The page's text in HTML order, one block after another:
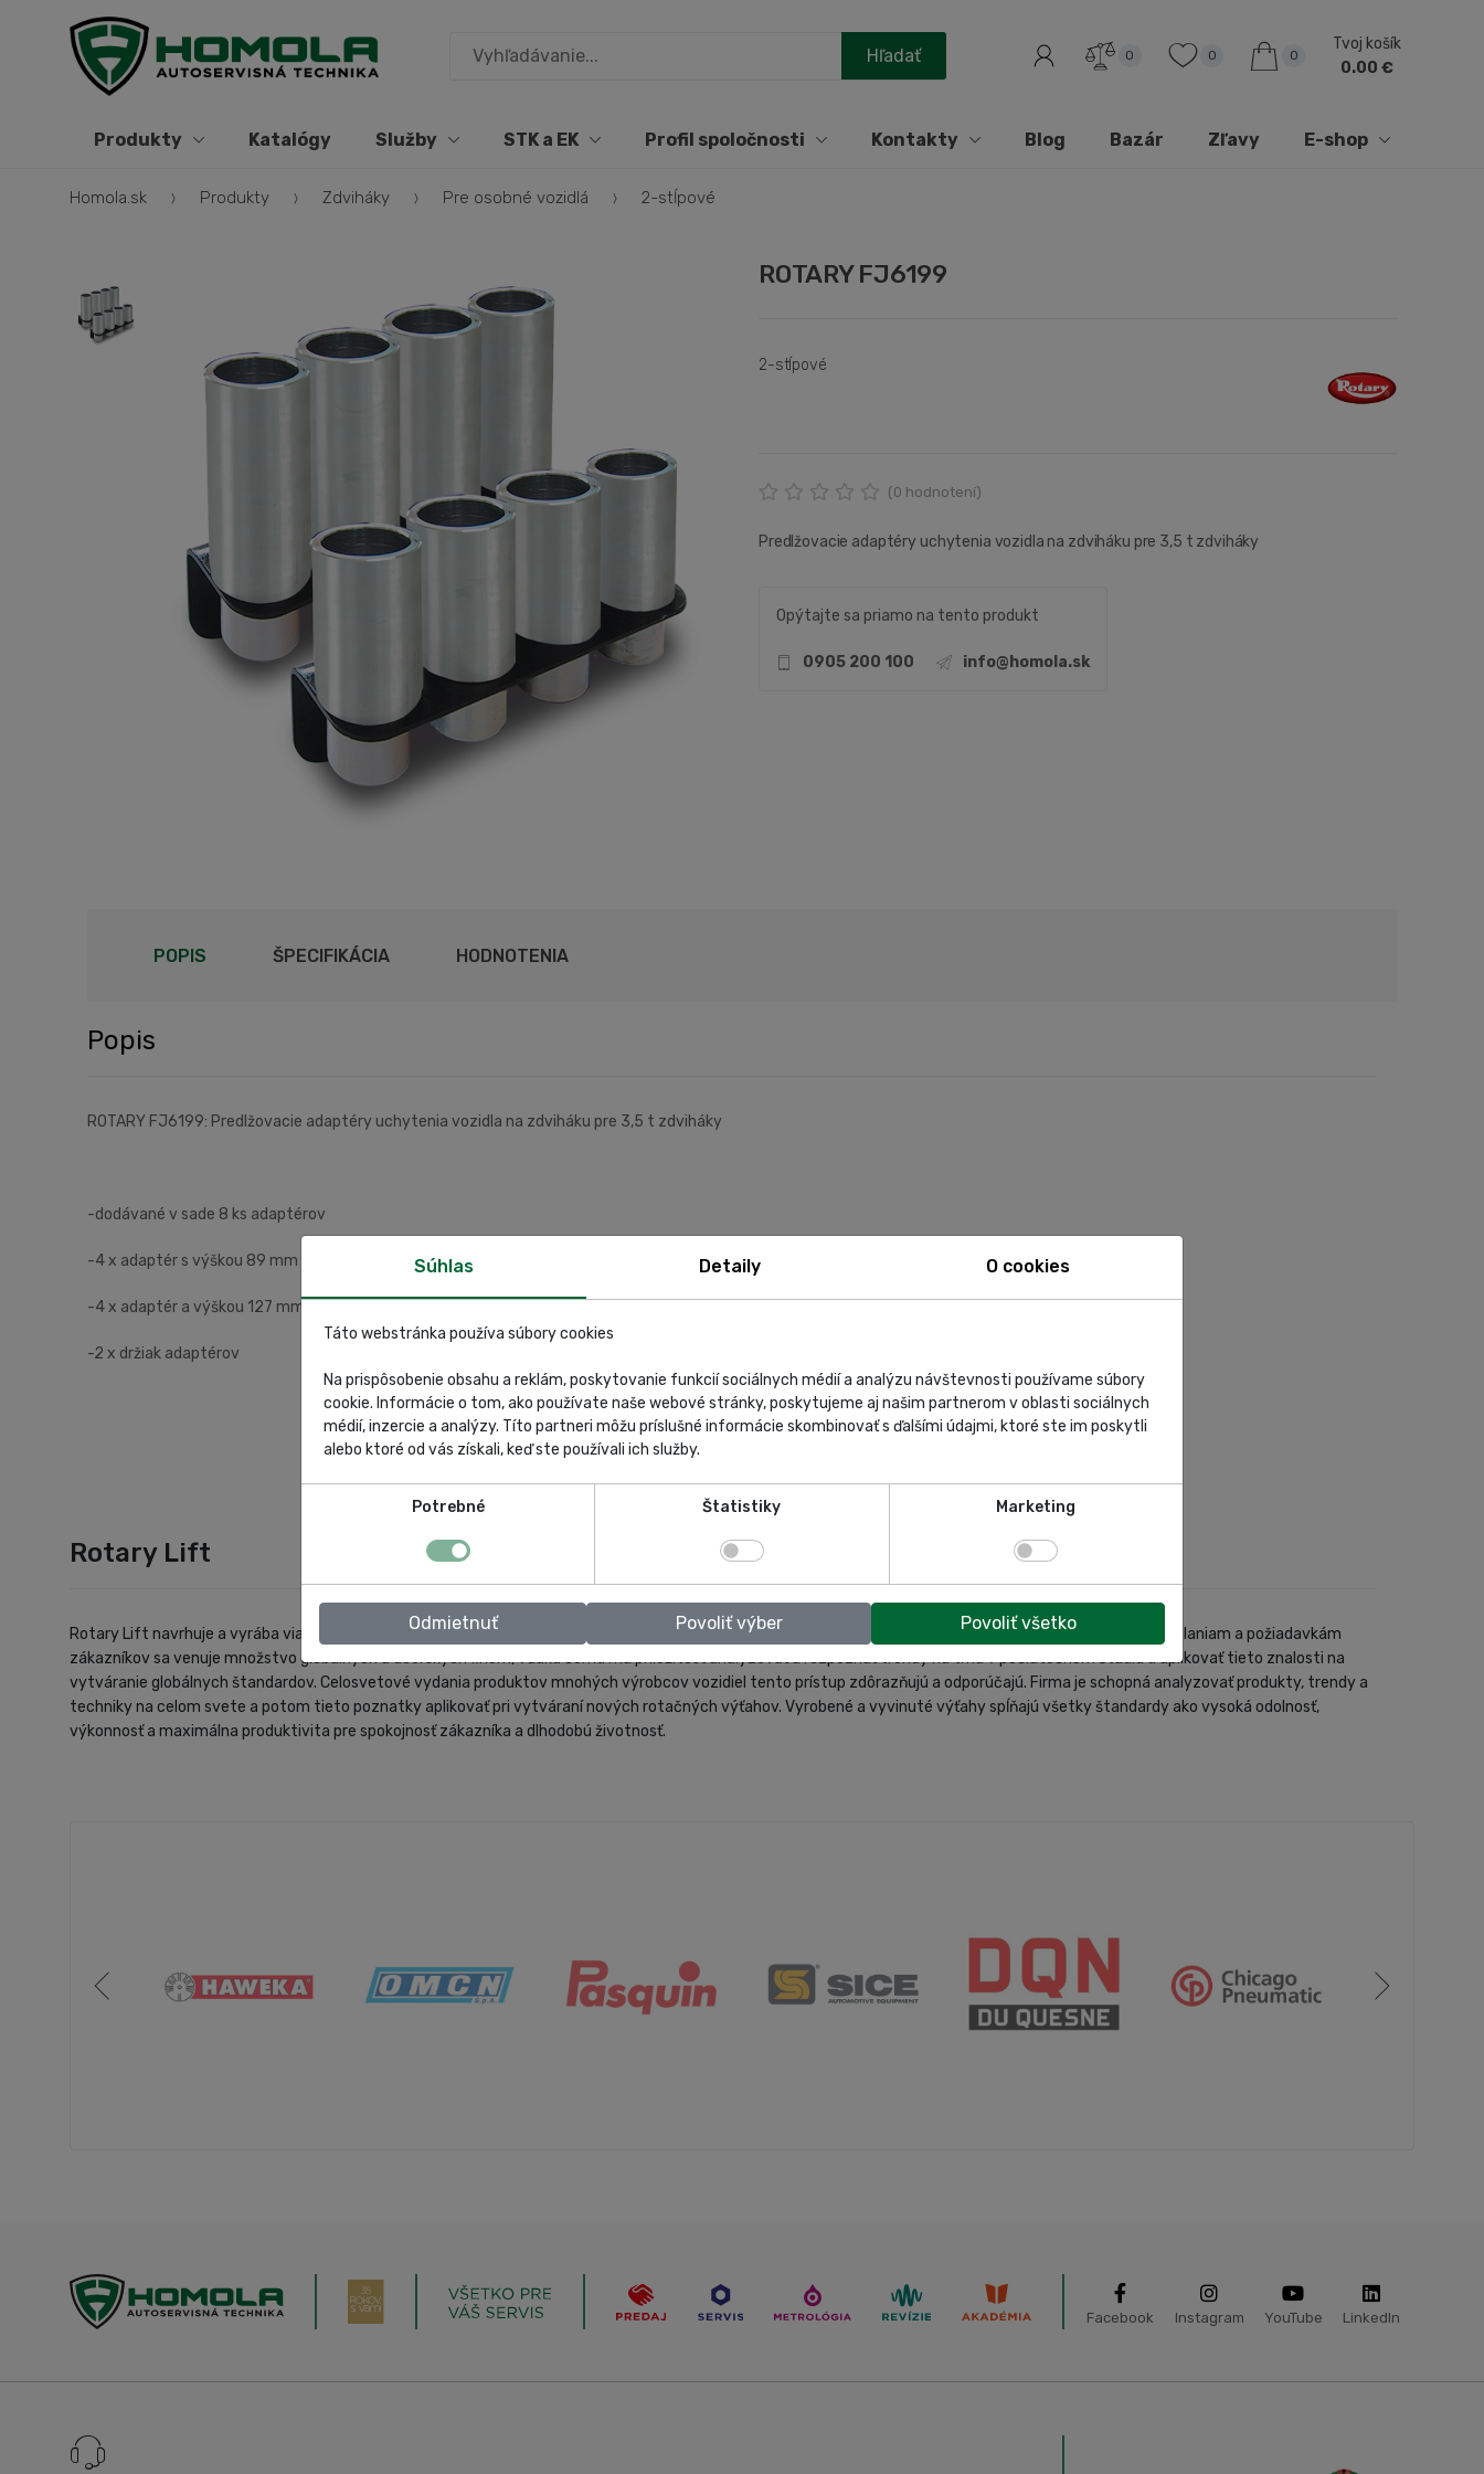
0 0 0
Tvoj košík
0.00 €
Produkty Katalógy Služby STK a EK Profil spoločnosti Kontakty Blog Bazár Zľavy E-shop
Homola.sk Produkty Zdviháky Pre osobné vozidlá 2-stĺpové
ROTARY FJ6199
2-stĺpové
(0 hodnotení)
Predlžovacie adaptéry uchytenia vozidla na zdviháku pre 3,5 t zdviháky
Opýtajte sa priamo na tento produkt
0905 200 100 info@homola.sk
POPIS ŠPECIFIKÁCIA HODNOTENIA
Popis
ROTARY FJ6199: Predlžovacie adaptéry uchytenia vozidla na zdviháku pre 3,5 t zdviháky
-dodávané v sade 8 ks adaptérov
-4 x adaptér s výškou 89 mm
-4 x adaptér a výškou 127 mm
-2 x držiak adaptérov
Rotary Lift
Rotary Lift navrhuje a vyrába viac ako 100 rôznych modelov zdvihákov pre automobilový priemysel. Je svetovým lídrom v produktivite zdvíhania vozidiel. Želaniam a požiadavkám
zákazníkov sa venuje množstvo globálnych a dcérskych firiem, vďaka čomu má príležitosť analyzovať a rozpoznať trendy na trhu v počiatočnom štádiu a aplikovať tieto znalosti na
vytváranie globálnych štandardov. Celosvetové vydania produktov mnohých výrobcov vozidiel tento prístup zdôrazňujú a odporúčajú. Firma je schopná analyzovať produkty, trendy a
techniky na celom svete a potom tieto poznatky aplikovať pri vytváraní nových rotačných výťahov. Vyrobené a vyvinuté výťahy spĺňajú všetky štandardy ako vysoká odolnosť,
výkonnosť a maximálna produktivita pre spokojnosť zákazníka a dlhodobú životnosť.
Facebook Instagram YouTube LinkedIn
Súhlas Detaily O cookies
Táto webstránka používa súbory cookies
Na prispôsobenie obsahu a reklám, poskytovanie funkcií sociálnych médií a analýzu návštevnosti používame súbory
cookie. Informácie o tom, ako používate naše webové stránky, poskytujeme aj našim partnerom v oblasti sociálnych
médií, inzercie a analýzy. Títo partneri môžu príslušné informácie skombinovať s ďalšími údajmi, ktoré ste im poskytli
alebo ktoré od vás získali, keď ste používali ich služby.
Potrebné Štatistiky Marketing
Odmietnuť Povoliť výber Povoliť všetko